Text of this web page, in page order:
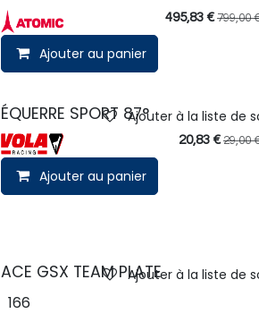
495,83€ 799,00
Ajouter au panier
ÉQUERRE SPORT 87°
20,83€ 29,00
Ajouter au panier
Ajouter à la liste de
ACE GSX TEAM PLATE
166
Ajouter à la liste de